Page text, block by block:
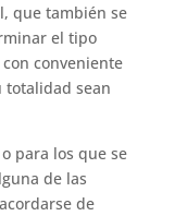
que también se
el tipo
conveniente
totalidad sean
para los que se
de las
de